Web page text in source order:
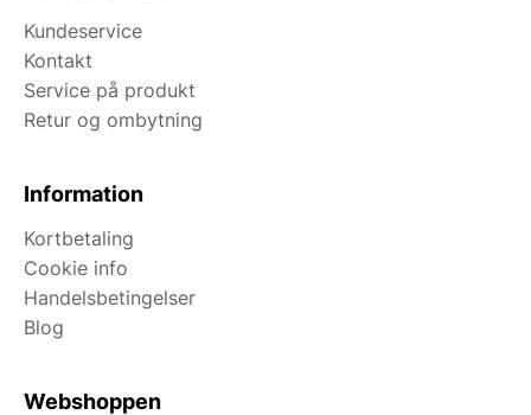
Kundeservice
Kontakt
Service på produkt
Retur og ombytning
Information
Kortbetaling
Cookie info
Handelsbetingelser
Blog
Webshoppen